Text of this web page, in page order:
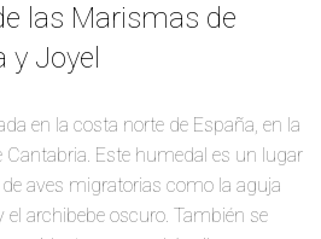
las Marismas de
y Joyel
en la costa norte de España, en la
Este humedal es un lugar
aves migratorias como la aguja
el archibebe oscuro. También se